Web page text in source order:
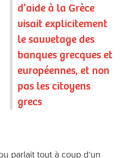
d’aide à la Grèce
visait explicitement
le sauvetage des
banques grecques et
européennes, et non
pas les citoyens
grecs
parlait tout à coup d’un